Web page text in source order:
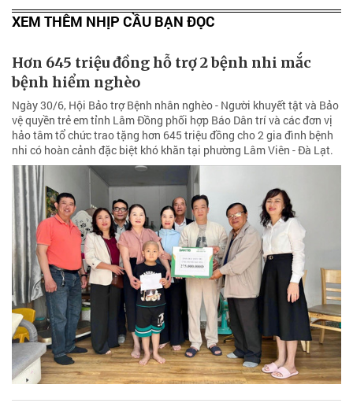
Ngày 30/6, Hội Bảo trợ Bệnh nhân nghèo - Người khuyết tật và Bảo
vệ quyền trẻ em tỉnh Lâm Đồng phối hợp Báo Dân trí và các đơn vị
nhi có hoàn cảnh đặc biệt khó khăn tại phường Lâm Viên - Đà Lạt.
Cầu không lan can, xuống cấp, mất an toàn
giao thông
Cây cầu bắc qua kênh chính Sông Quao ở thôn Phú Minh, xã Hàm
Thuận bị xuống cấp, không có lan can, gây mất an toàn giao thông.